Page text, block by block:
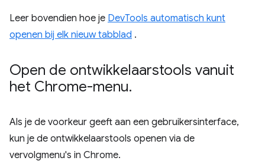
Leer bovendien hoe je DevTools automatisch kunt
openen bij elk nieuw tabblad .
Open de ontwikkelaarstools vanuit
het Chrome-menu.
Als je de voorkeur geeft aan een gebruikersinterface,
kun je de ontwikkelaarstools openen via de
vervolgmenu's in Chrome.